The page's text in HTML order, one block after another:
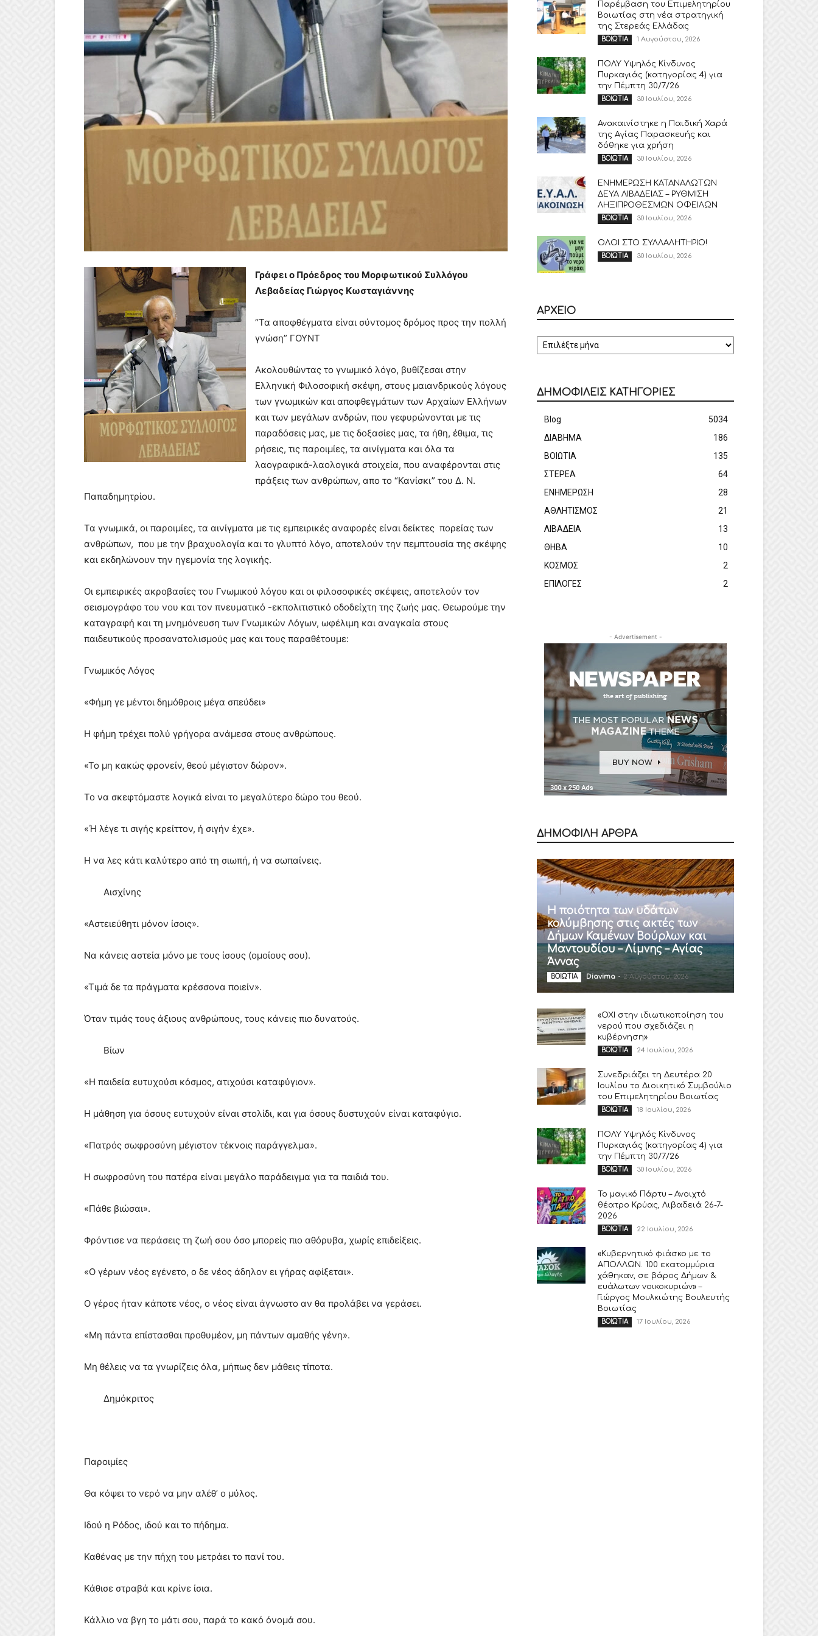
Γράφει ο Πρόεδρος του Μορφωτικού Συλλόγου
Λεβαδείας Γιώργος Κωσταγιάννης
“Τα αποφθέγματα είναι σύντομος δρόμος προς την πολλή
γνώση” ΓΟΥΝΤ
Ακολουθώντας το γνωμικό λόγο, βυθίζεσαι στην
Ελληνική Φιλοσοφική σκέψη, στους μαιανδρικούς λόγους
των γνωμικών και αποφθεγμάτων των Αρχαίων Ελλήνων
και των μεγάλων ανδρών, που γεφυρώνονται με τις
παραδόσεις μας, με τις δοξασίες μας, τα ήθη, έθιμα, τις
ρήσεις, τις παροιμίες, τα αινίγματα και όλα τα
λαογραφικά-λαολογικά στοιχεία, που αναφέρονται στις
πράξεις των ανθρώπων, απο το “Κανίσκι” του Δ. Ν.
Παπαδημητρίου.
Τα γνωμικά, οι παροιμίες, τα αινίγματα με τις εμπειρικές αναφορές είναι δείκτες πορείας των
ανθρώπων, που με την βραχυολογία και το γλυπτό λόγο, αποτελούν την πεμπτουσία της σκέψης
και εκδηλώνουν την ηγεμονία της λογικής.
Οι εμπειρικές ακροβασίες του Γνωμικού λόγου και οι φιλοσοφικές σκέψεις, αποτελούν τον
σεισμογράφο του νου και τον πνευματικό -εκπολιτιστικό οδοδείχτη της ζωής μας. Θεωρούμε την
καταγραφή και τη μνημόνευση των Γνωμικών Λόγων, ωφέλιμη και αναγκαία στους
παιδευτικούς προσανατολισμούς μας και τους παραθέτουμε:
Γνωμικός Λόγος
«Φήμη γε μέντοι δημόθροις μέγα σπεύδει»
Η φήμη τρέχει πολύ γρήγορα ανάμεσα στους ανθρώπους.
«Το μη κακώς φρονείν, θεού μέγιστον δώρον».
Το να σκεφτόμαστε λογικά είναι το μεγαλύτερο δώρο του θεού.
«Ή λέγε τι σιγής κρείττον, ή σιγήν έχε».
Η να λες κάτι καλύτερο από τη σιωπή, ή να σωπαίνεις.
Αισχίνης
«Αστειεύθητι μόνον ίσοις».
Να κάνεις αστεία μόνο με τους ίσους (ομοίους σου).
«Τιμά δε τα πράγματα κρέσσονα ποιείν».
Όταν τιμάς τους άξιους ανθρώπους, τους κάνεις πιο δυνατούς.
Βίων
«Η παιδεία ευτυχούσι κόσμος, ατιχούσι καταφύγιον».
Η μάθηση για όσους ευτυχούν είναι στολίδι, και για όσους δυστυχούν είναι καταφύγιο.
«Πατρός σωφροσύνη μέγιστον τέκνοις παράγγελμα».
Η σωφροσύνη του πατέρα είναι μεγάλο παράδειγμα για τα παιδιά του.
«Πάθε βιώσαι».
Φρόντισε να περάσεις τη ζωή σου όσο μπορείς πιο αθόρυβα, χωρίς επιδείξεις.
«Ο γέρων νέος εγένετο, ο δε νέος άδηλον ει γήρας αφίξεται».
Ο γέρος ήταν κάποτε νέος, ο νέος είναι άγνωστο αν θα προλάβει να γεράσει.
«Μη πάντα επίστασθαι προθυμέον, μη πάντων αμαθής γένη».
Μη θέλεις να τα γνωρίζεις όλα, μήπως δεν μάθεις τίποτα.
Δημόκριτος
Παροιμίες
Θα κόψει το νερό να μην αλέθ’ ο μύλος.
Ιδού η Ρόδος, ιδού και το πήδημα.
Καθένας με την πήχη του μετράει το πανί του.
Κάθισε στραβά και κρίνε ίσια.
Κάλλιο να βγη το μάτι σου, παρά το κακό όνομά σου.
Παρέμβαση του Επιμελητηρίου
Βοιωτίας στη νέα στρατηγική
της Στερεάς Ελλάδας
ΒΟΙΩΤΙΑ 1 Αυγούστου, 2026
ΠΟΛΥ Υψηλός Κίνδυνος
Πυρκαγιάς (κατηγορίας 4) για
την Πέμπτη 30/7/26
ΒΟΙΩΤΙΑ 30 Ιουλίου, 2026
Ανακαινίστηκε η Παιδική Χαρά
της Αγίας Παρασκευής και
δόθηκε για χρήση
ΒΟΙΩΤΙΑ 30 Ιουλίου, 2026
ΕΝΗΜΕΡΩΣΗ ΚΑΤΑΝΑΛΩΤΩΝ
ΔΕΥΑ ΛΙΒΑΔΕΙΑΣ – ΡΥΘΜΙΣΗ
ΛΗΞΙΠΡΟΘΕΣΜΩΝ ΟΦΕΙΛΩΝ
ΒΟΙΩΤΙΑ 30 Ιουλίου, 2026
ΟΛΟΙ ΣΤΟ ΣΥΛΛΑΛΗΤΗΡΙΟ!
ΒΟΙΩΤΙΑ 30 Ιουλίου, 2026
ΑΡΧΕΙΟ
ΔΗΜΟΦΙΛΕΙΣ ΚΑΤΗΓΟΡΙΕΣ
Blog
5034
ΔΙΑΒΗΜΑ
186
ΒΟΙΩΤΙΑ
135
ΣΤΕΡΕΑ
64
ΕΝΗΜΕΡΩΣΗ
28
ΑΘΛΗΤΙΣΜΟΣ
21
ΛΙΒΑΔΕΙΑ
13
ΘΗΒΑ
10
ΚΟΣΜΟΣ
2
ΕΠΙΛΟΓΕΣ
2
- Advertisement -
ΔΗΜΟΦΙΛΗ ΑΡΘΡΑ
Η ποιότητα των υδάτων
κολύμβησης στις ακτές των
Δήμων Καμένων Βούρλων και
Μαντουδίου – Λίμνης – Αγίας
Άννας
ΒΟΙΩΤΙΑ Diavima - 2 Αυγούστου, 2026
«ΟΧΙ στην ιδιωτικοποίηση του
νερού που σχεδιάζει η
κυβέρνηση»
ΒΟΙΩΤΙΑ 24 Ιουλίου, 2026
Συνεδριάζει τη Δευτέρα 20
Ιουλίου το Διοικητικό Συμβούλιο
του Επιμελητηρίου Βοιωτίας
ΒΟΙΩΤΙΑ 18 Ιουλίου, 2026
ΠΟΛΥ Υψηλός Κίνδυνος
Πυρκαγιάς (κατηγορίας 4) για
την Πέμπτη 30/7/26
ΒΟΙΩΤΙΑ 30 Ιουλίου, 2026
Το μαγικό Πάρτυ – Ανοιχτό
θέατρο Κρύας, Λιβαδειά 26-7-
2026
ΒΟΙΩΤΙΑ 22 Ιουλίου, 2026
«Κυβερνητικό φιάσκο με το
ΑΠΟΛΛΩΝ. 100 εκατομμύρια
χάθηκαν, σε βάρος Δήμων &
ευάλωτων νοικοκυριών» –
Γιώργος Μουλκιώτης Βουλευτής
Βοιωτίας
ΒΟΙΩΤΙΑ 17 Ιουλίου, 2026